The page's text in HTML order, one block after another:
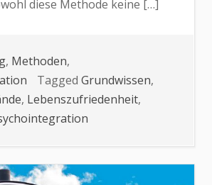
diese Methode keine […]
, Methoden,
Tagged Grundwissen,
, Lebenszufriedenheit,